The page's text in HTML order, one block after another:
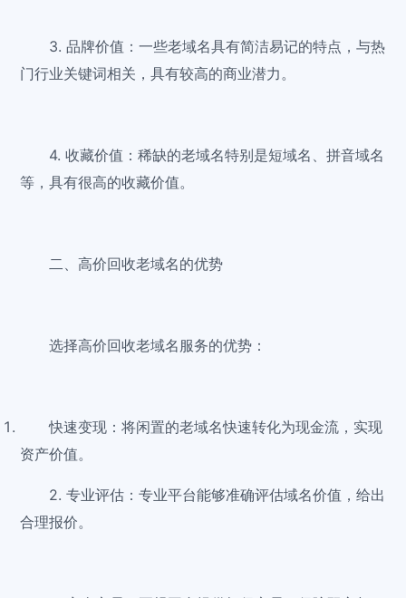
3. 品牌价值：一些老域名具有简洁易记的特点，与热
门行业关键词相关，具有较高的商业潜力。
4. 收藏价值：稀缺的老域名特别是短域名、拼音域名
等，具有很高的收藏价值。
二、高价回收老域名的优势
选择高价回收老域名服务的优势：
快速变现：将闲置的老域名快速转化为现金流，实现
资产价值。
2. 专业评估：专业平台能够准确评估域名价值，给出
合理报价。